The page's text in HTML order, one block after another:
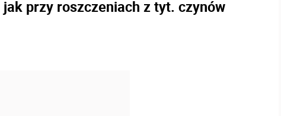
przy roszczeniach z tyt. czynów